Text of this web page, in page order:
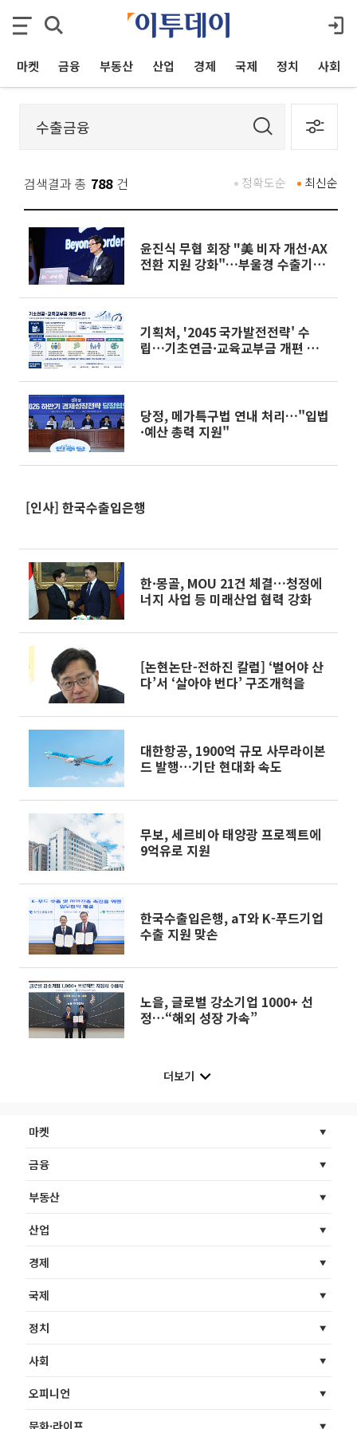
마켓 금융 부동산 산업 경제 국제 정치 사회
검색결과 총 788 건 최신순
정확도순
윤진식 무협 회장 "美 비자 개선·AX
전환 지원 강화"…부울경 수출기업
기획처, '2045 국가발전전략' 수
립…기초연금·교육교부금 개편 추
당정, 메가특구법 연내 처리…"입법
·예산 총력 지원"
[인사] 한국수출입은행
한·몽골, MOU 21건 체결…청정에
너지 사업 등 미래산업 협력 강화
[논현논단-전하진 칼럼] ‘벌어야 산
다’서 ‘살아야 번다’ 구조개혁을
대한항공, 1900억 규모 사무라이본
드 발행…기단 현대화 속도
무보, 세르비아 태양광 프로젝트에
9억유로 지원
한국수출입은행, aT와 K-푸드기업
수출 지원 맞손
노을, 글로벌 강소기업 1000+ 선
정…“해외 성장 가속”
더보기
마켓
금융
부동산
산업
경제
국제
정치
사회
오피니언
문화·라이프